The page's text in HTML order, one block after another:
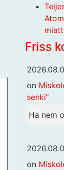
miatt
Friss
on
senki”
Ha nem
on